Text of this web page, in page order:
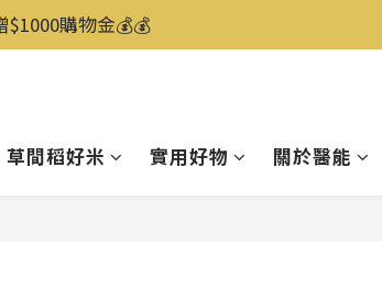
購物金💰️💰️
草間稻好米 實用好物 關於醫能